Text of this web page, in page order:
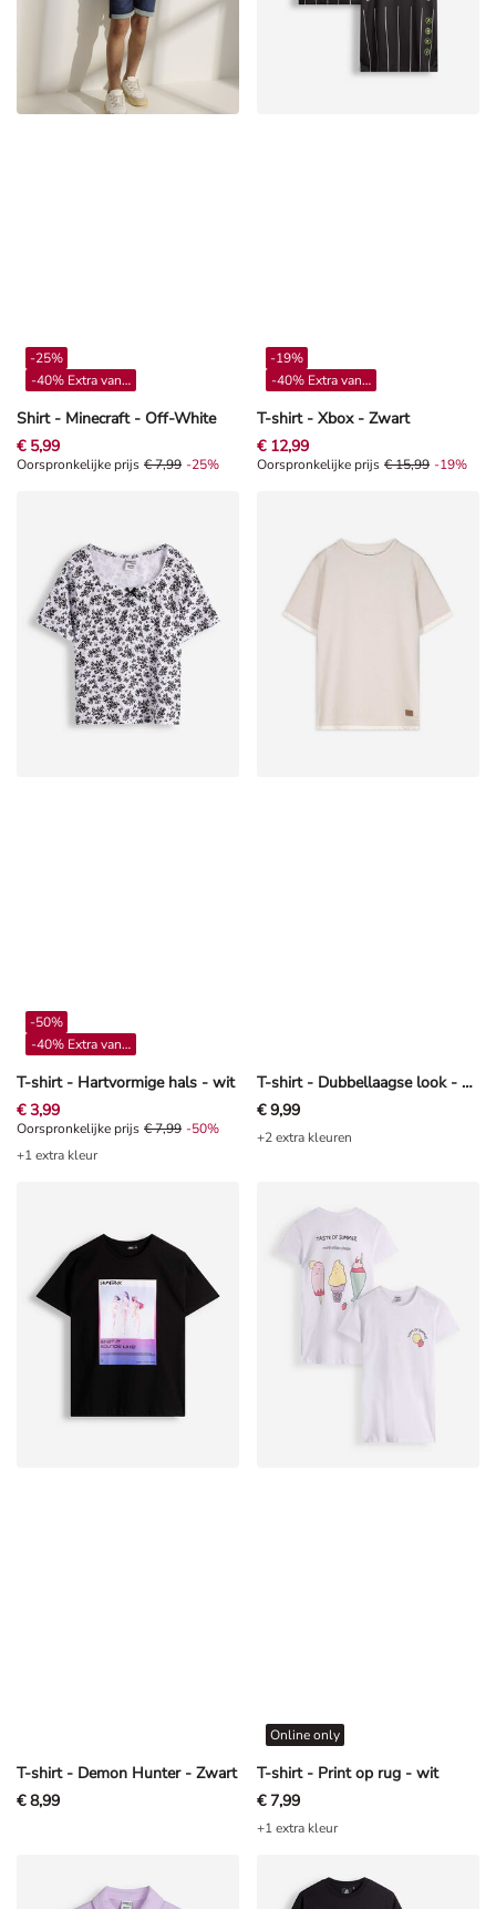
Shirt - Minecraft - Off-White
-25%
-40% Extra vanaf 4**
€ 5,99
Oorspronkelijke prijs € 7,99, Korting -25%
Oorspronkelijke prijs € 7,99 -25%
T-shirt - Xbox - Zwart
-19%
-40% Extra vanaf 4**
€ 12,99
Oorspronkelijke prijs € 15,99,
Oorspronkelijke prijs € 15,99 -19%
T-shirt - Hartvormige hals - wit
-50%
-40% Extra vanaf 4**
€ 3,99
Oorspronkelijke prijs € 7,99, Korting -50%
Oorspronkelijke prijs € 7,99 -50%
+1 extra kleur
T-shirt - Dubbellaagse look - Lichtgrijs
€ 9,99
+2 extra kleuren
T-shirt - Demon Hunter - Zwart
€ 8,99
T-shirt - Print op rug - wit
Online only
€ 7,99
+1 extra kleur